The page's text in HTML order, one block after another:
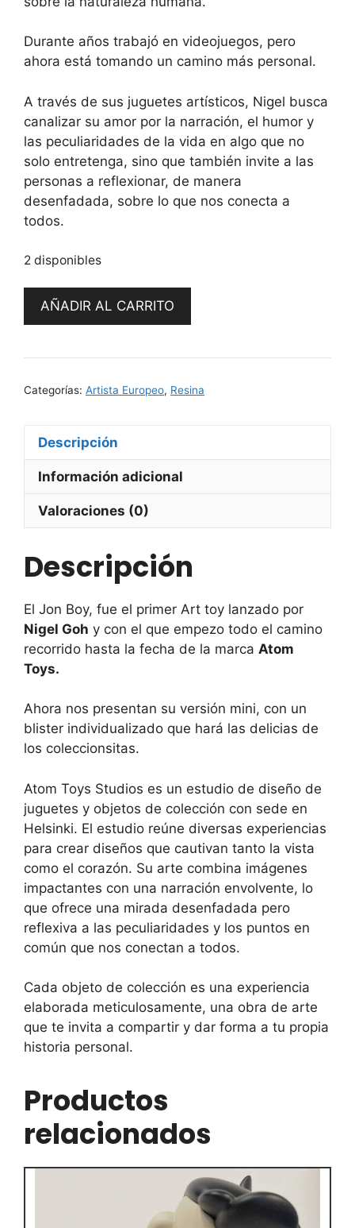
Durante años trabajó en videojuegos, pero
ahora está tomando un camino más personal.
A través de sus juguetes artísticos, Nigel busca
canalizar su amor por la narración, el humor y
las peculiaridades de la vida en algo que no
solo entretenga, sino que también invite a las
personas a reflexionar, de manera
desenfadada, sobre lo que nos conecta a
todos.
2 disponibles
Joy
-
-
Atom
Toys
cantidad
AÑADIR AL CARRITO
Categorías: Artista Europeo, Resina
Descripción
Información adicional
Valoraciones (0)
Descripción
El Jon Boy, fue el primer Art toy lanzado por
Nigel Goh y con el que empezo todo el camino
recorrido hasta la fecha de la marca Atom
Toys.
Ahora nos presentan su versión mini, con un
blister individualizado que hará las delicias de
los coleccionsitas.
Atom Toys Studios es un estudio de diseño de
juguetes y objetos de colección con sede en
Helsinki. El estudio reúne diversas experiencias
para crear diseños que cautivan tanto la vista
como el corazón. Su arte combina imágenes
impactantes con una narración envolvente, lo
que ofrece una mirada desenfadada pero
reflexiva a las peculiaridades y los puntos en
común que nos conectan a todos.
Cada objeto de colección es una experiencia
elaborada meticulosamente, una obra de arte
que te invita a compartir y dar forma a tu propia
historia personal.
Productos
relacionados